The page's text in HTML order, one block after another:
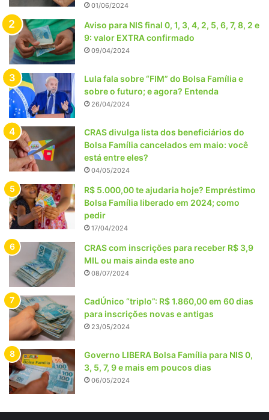
01/06/2024
Aviso para NIS final 0, 1, 3, 4, 2, 5, 6, 7, 8, 2 e
9: valor EXTRA confirmado
09/04/2024
Lula fala sobre “FIM” do Bolsa Família e
sobre o futuro; e agora? Entenda
26/04/2024
CRAS divulga lista dos beneficiários do
Bolsa Família cancelados em maio: você
está entre eles?
04/05/2024
R$ 5.000,00 te ajudaria hoje? Empréstimo
Bolsa Família liberado em 2024; como
pedir
17/04/2024
CRAS com inscrições para receber R$ 3,9
MIL ou mais ainda este ano
08/07/2024
CadÚnico “triplo”: R$ 1.860,00 em 60 dias
para inscrições novas e antigas
23/05/2024
Governo LIBERA Bolsa Família para NIS 0,
3, 5, 7, 9 e mais em poucos dias
06/05/2024